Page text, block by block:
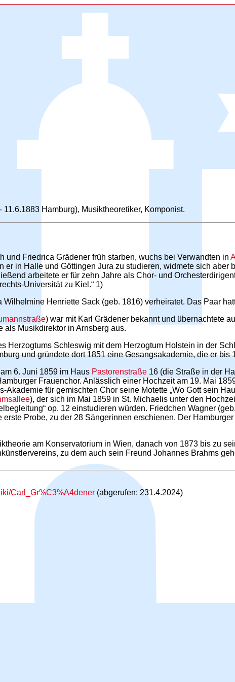
Hamburg), Musiktheoretiker, Komponist.
und Friedrica Grädener früh starben, wuchs bei Verwandten in
in Halle und Göttingen Jura zu studieren, widmete sich aber
arbeitete er für zehn Jahre als Chor- und
Universität zu Kiel.“ 1)
Henriette Sack (geb. 1816) verheiratet. Das Paar
) war mit Karl Grädener bekannt und übernachtete
Musikdirektor in Arnsberg aus.
Herzogtums Schleswig mit dem Herzogtum Holstein in der
und gründete dort 1851 eine Gesangsakademie, die er bis
6. Juni 1859 im Haus Pastorenstraße 16 (die Straße in der
Frauenchor. Anlässlich einer Hochzeit am 19. Mai
für gemischten Chor seine Motette „Wo Gott sein
), der sich im Mai 1859 in St. Michaelis unter den
op. 12 einstudieren würden. Friedchen Wagner
erste Probe, zu der 28 Sängerinnen erschienen. Der
am Konservatorium in Wien, danach von 1873 bis zu
zu dem auch sein Freund Johannes Brahms
Carl_Gr%C3%A4dener (abgerufen: 231.4.2024)